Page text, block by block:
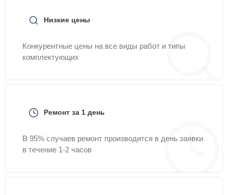
Низкие цены
Конкурентные цены на все виды работ и типы
комплектующих
Ремонт за 1 день
В 95% случаев ремонт производится в день заявки
в течение 1-2 часов